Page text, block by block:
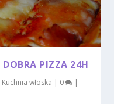
PIZZA 24H
Kuchnia włoska | 0 |